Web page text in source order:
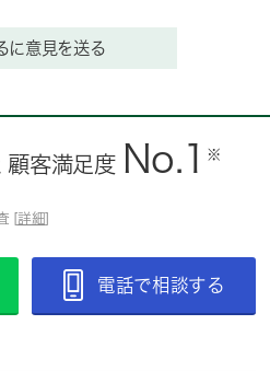
に意見を送る
顧客満足度 No.1 ※
[ 詳細
電話で相談する